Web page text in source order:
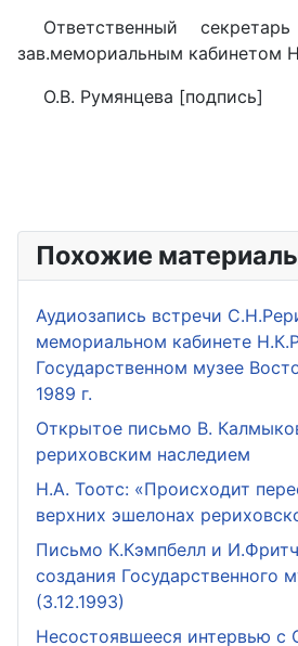
Ответственный
зав.мемориальным кабинетом
О.В. Румянцева [подпись]
Похожие
Аудиозапись встречи
мемориальном кабинете
Государственном музее
1989 г.
Открытое письмо В.
рериховским наследием
Н.А. Тоотс: «Происходит
верхних эшелонах
Письмо К.Кэмпбелл и
создания Государственного
(3.12.1993)
Несостоявшееся интервью с